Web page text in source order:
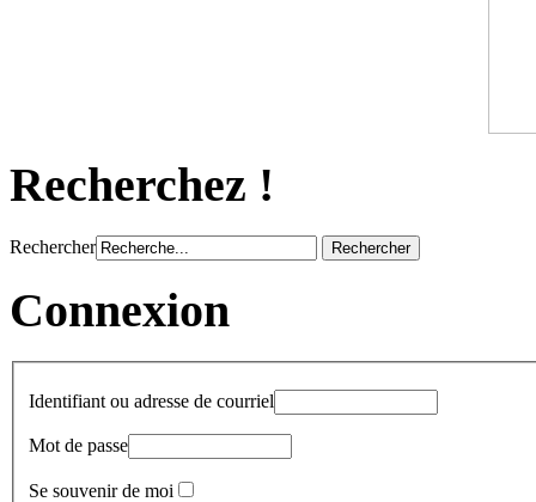
Recherchez !
Rechercher
Connexion
Identifiant ou adresse de courriel
Mot de passe
Se souvenir de moi